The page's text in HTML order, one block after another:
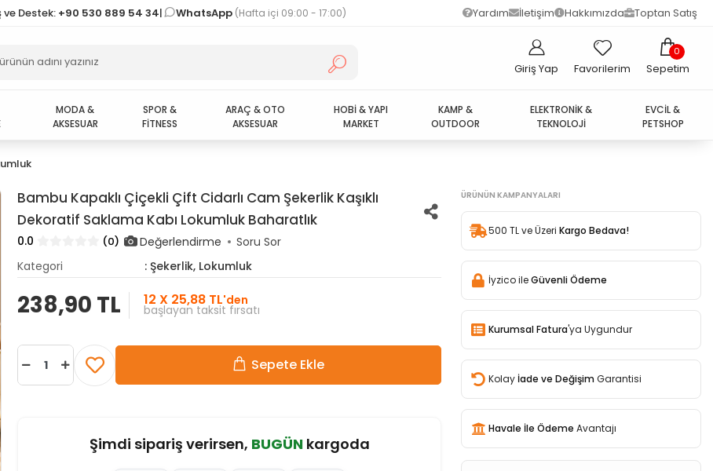
ve Destek: +90 530 889 54 34| WhatsApp (Hafta içi 09:00 - 17:00) Yardım İletişim Hakkımızda Toptan Satış
Giriş Yap Favorilerim
0
Sepetim
MODA &
AKSESUAR
SPOR &
FİTNESS
ARAÇ & OTO
AKSESUAR
HOBİ & YAPI
MARKET
KAMP &
OUTDOOR
ELEKTRONİK &
TEKNOLOJİ
EVCİL &
PETSHOP
Bambu Kapaklı Çiçekli Çift Cidarlı Cam Şekerlik Kaşıklı
Dekoratif Saklama Kabı Lokumluk Baharatlık
0.0 (0) Değerlendirme
Soru Sor
Kategori
: Şekerlik, Lokumluk
238,90 TL 12 X 25,88 TL'den
başlayan taksit fırsatı
Sepete Ekle
Şimdi sipariş verirsen, BUGÜNkargoda
ÜRÜNÜN KAMPANYALARI
500 TL ve Üzeri Kargo Bedava!
İyzico ileGüvenli Ödeme
Kurumsal Fatura'ya Uygundur
Kolay İade ve Değişim Garantisi
Havale İle Ödeme Avantajı